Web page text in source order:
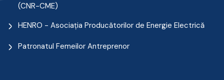
(CNR-CME)
HENRO - Asociația Producătorilor de Energie Electrică
Patronatul Femeilor Antreprenor